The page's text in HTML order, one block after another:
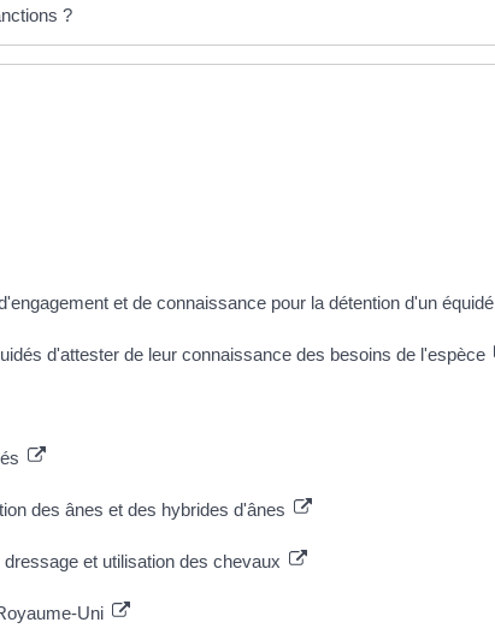
?
et de connaissance pour la détention d'un équidé
d'attester de leur connaissance des besoins de l'espèce
des ânes et des hybrides d'ânes
et utilisation des chevaux
Uni